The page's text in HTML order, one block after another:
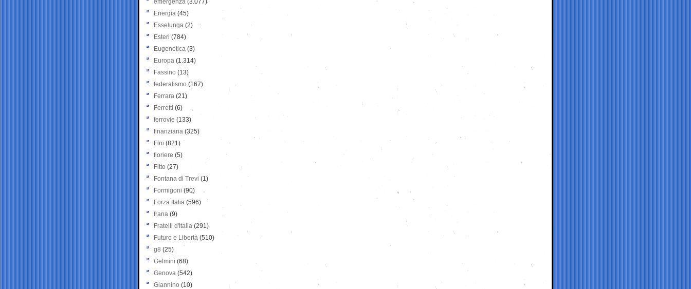
emergenza (3.077)
Energia (45)
Esselunga (2)
Esteri (784)
Eugenetica (3)
Europa (1.314)
Fassino (13)
federalismo (167)
Ferrara (21)
Ferretti (6)
ferrovie (133)
finanziaria (325)
Fini (821)
fioriere (5)
Fitto (27)
Fontana di Trevi (1)
Formigoni (90)
Forza Italia (596)
frana (9)
Fratelli d'Italia (291)
Futuro e Libertà (510)
g8 (25)
Gelmini (68)
Genova (542)
Giannino (10)